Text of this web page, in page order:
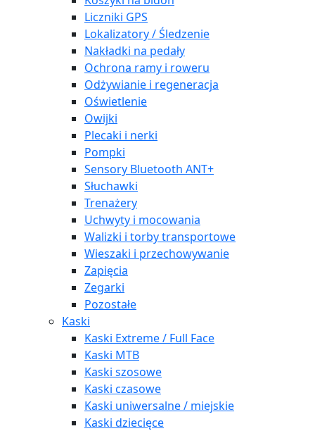
Liczniki GPS
Lokalizatory / Śledzenie
Nakładki na pedały
Ochrona ramy i roweru
Odżywianie i regeneracja
Oświetlenie
Owijki
Plecaki i nerki
Pompki
Sensory Bluetooth ANT+
Słuchawki
Trenażery
Uchwyty i mocowania
Walizki i torby transportowe
Wieszaki i przechowywanie
Zapięcia
Zegarki
Pozostałe
Kaski
Kaski Extreme / Full Face
Kaski MTB
Kaski szosowe
Kaski czasowe
Kaski uniwersalne / miejskie
Kaski dziecięce